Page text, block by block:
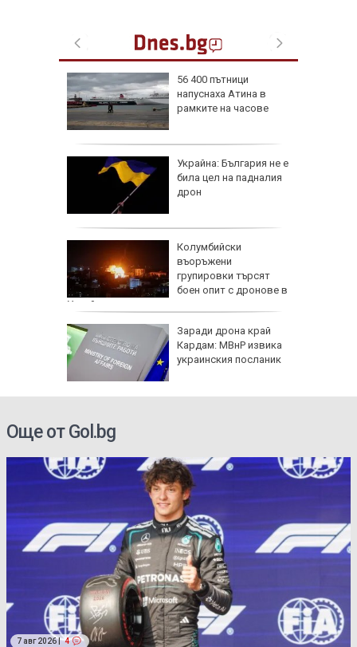
56 400 пътници
напуснаха Атина в
рамките на часове
Украйна: България не е
била цел на падналия
дрон
Колумбийски
въоръжени
групировки търсят
боен опит с дронове в
Украйна
Заради дрона край
Кардам: МВнР извика
украинския посланик
Още от Gol.bg
7 авг 2026 | 4